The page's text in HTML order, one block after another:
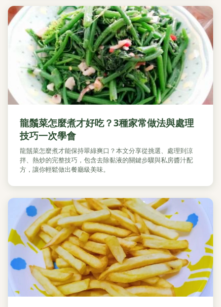
龍鬚菜怎麼煮才好吃？3種家常做法與處理
技巧一次學會
龍鬚菜怎麼煮才能保持翠綠爽口？本文分享從挑選、處理到涼
拌、熱炒的完整技巧，包含去除黏液的關鍵步驟與私房醬汁配
方，讓你輕鬆做出餐廳級美味。